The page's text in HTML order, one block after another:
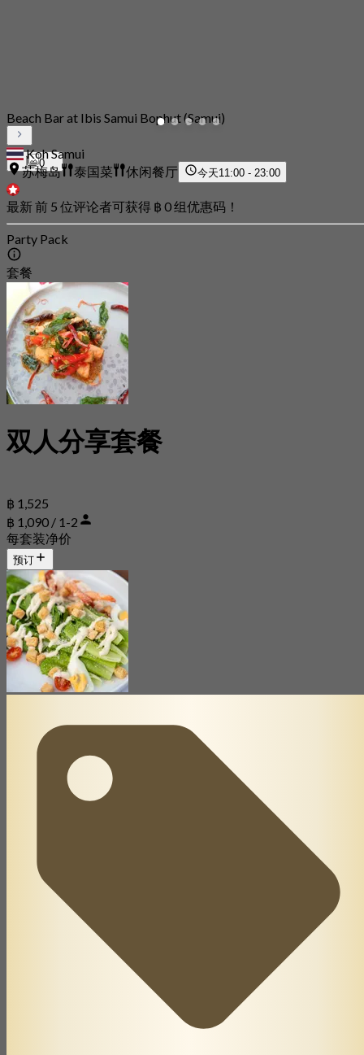
0
Beach Bar at Ibis Samui Bophut (Samui)
Koh Samui
苏梅岛
泰国菜 休闲餐厅 今天11:00 - 23:00
最新 前 5 位评论者可获得 ฿ 0 组优惠码！
Party Pack
套餐
双人分享套餐
฿ 1,525
฿ 1,090 / 1-2
每套装净价
预订